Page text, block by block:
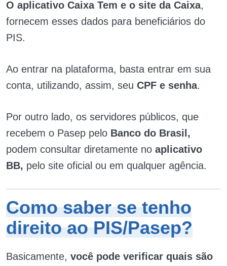
O aplicativo Caixa Tem e o site da Caixa,
fornecem esses dados para beneficiários do
PIS.
Ao entrar na plataforma, basta entrar em sua
conta, utilizando, assim, seu CPF e senha.
Por outro lado, os servidores públicos, que
recebem o Pasep pelo Banco do Brasil,
podem consultar diretamente no aplicativo
BB, pelo site oficial ou em qualquer agência.
Como saber se tenho
direito ao PIS/Pasep?
Basicamente, você pode verificar quais são